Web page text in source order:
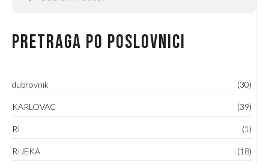
Pretraga po poslovnici
dubrovnik (30)
KARLOVAC (39)
RI (1)
RIJEKA (18)